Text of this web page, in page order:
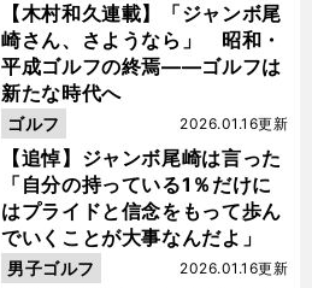
【木村和久連載】「ジャンボ尾
崎さん、さようなら」 昭和・
平成ゴルフの終焉――ゴルフは
新たな時代へ
【追悼】ジャンボ尾崎は言った
「自分の持っている1％だけに
はプライドと信念をもって歩ん
でいくことが大事なんだよ」
2026.01.16更新
ゴルフ
2026.01.16更新
男子ゴルフ